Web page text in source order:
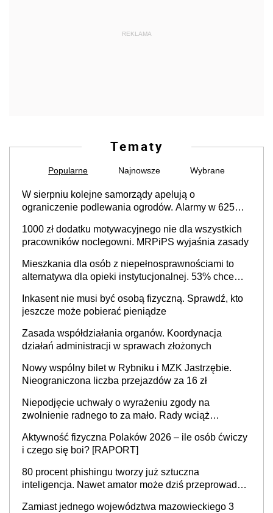
REKLAMA
Tematy
Popularne Najnowsze Wybrane
W sierpniu kolejne samorządy apelują o
ograniczenie podlewania ogrodów. Alarmy w 625
cały kraj
1000 zł dodatku motywacyjnego nie dla wszystkich
pracowników noclegowni. MRPiPS wyjaśnia zasady
Mieszkania dla osób z niepełnosprawnościami to
alternatywa dla opieki instytucjonalnej. 53% chce
Inkasent nie musi być osobą fizyczną. Sprawdź, kto
jeszcze może pobierać pieniądze
Zasada współdziałania organów. Koordynacja
działań administracji w sprawach złożonych
Nowy wspólny bilet w Rybniku i MZK Jastrzębie.
Nieograniczona liczba przejazdów za 16 zł
Niepodjęcie uchwały o wyrażeniu zgody na
zwolnienie radnego to za mało. Rady wciąż
sprawy
Aktywność fizyczna Polaków 2026 – ile osób ćwiczy
i czego się boi? [RAPORT]
80 procent phishingu tworzy już sztuczna
inteligencja. Nawet amator może dziś przeprowadzić
Zamiast jednego województwa mazowieckiego 3